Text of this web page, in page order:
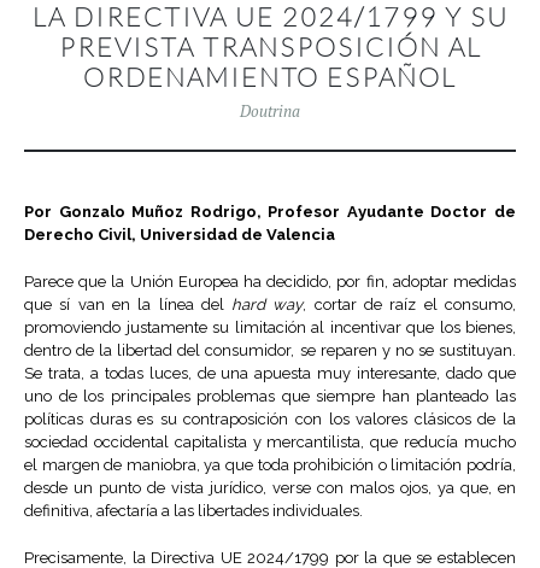
LA DIRECTIVA UE 2024/1799 Y SU
PREVISTA TRANSPOSICIÓN AL
ORDENAMIENTO ESPAÑOL
Doutrina
Por Gonzalo Muñoz Rodrigo, Profesor Ayudante Doctor de
Derecho Civil, Universidad de Valencia
Parece que la Unión Europea ha decidido, por fin, adoptar medidas
que sí van en la línea del hard way, cortar de raíz el consumo,
promoviendo justamente su limitación al incentivar que los bienes,
dentro de la libertad del consumidor, se reparen y no se sustituyan.
Se trata, a todas luces, de una apuesta muy interesante, dado que
uno de los principales problemas que siempre han planteado las
políticas duras es su contraposición con los valores clásicos de la
sociedad occidental capitalista y mercantilista, que reducía mucho
el margen de maniobra, ya que toda prohibición o limitación podría,
desde un punto de vista jurídico, verse con malos ojos, ya que, en
definitiva, afectaría a las libertades individuales.
Precisamente, la Directiva UE 2024/1799 por la que se establecen